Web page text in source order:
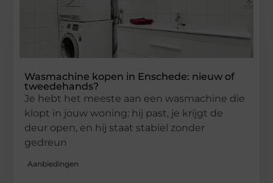
Wasmachine kopen in Enschede: nieuw of
tweedehands?
Je hebt het meeste aan een wasmachine die
klopt in jouw woning: hij past, je krijgt de
deur open, en hij staat stabiel zonder
gedreun
Aanbiedingen